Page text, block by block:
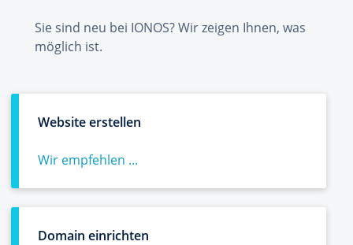
Sie sind neu bei IONOS? Wir zeigen Ihnen, was
möglich ist.
Website erstellen
Wir empfehlen ...
Domain einrichten